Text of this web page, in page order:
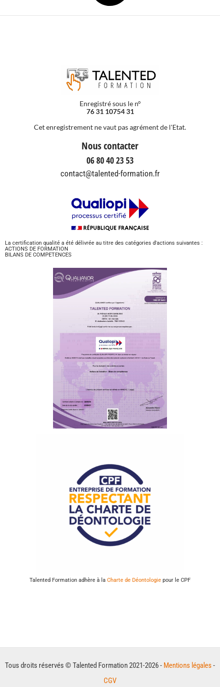
Enregistré sous le n°
76 31 10754 31
Cet enregistrement ne vaut pas agrément de l'Etat.
Nous contacter
06 80 40 23 53
contact@talented-formation.fr
La certification qualité a été délivrée au titre des catégories d'actions suivantes :
ACTIONS DE FORMATION
BILANS DE COMPETENCES
Talented Formation adhère à la Charte de Déontologie pour le CPF
Tous droits réservés © Talented Formation 2021-2026 - Mentions légales -
CGV